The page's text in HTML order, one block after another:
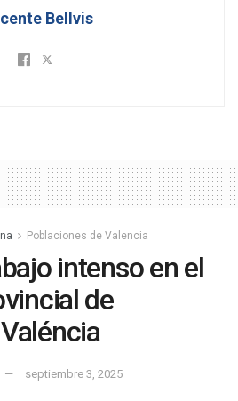
Bellvis
Poblaciones de Valencia
intenso en el
de
septiembre 3, 2025